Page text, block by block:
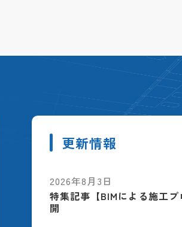
更新情報
2026年8月3日
特集記事【BIMによる施工
開